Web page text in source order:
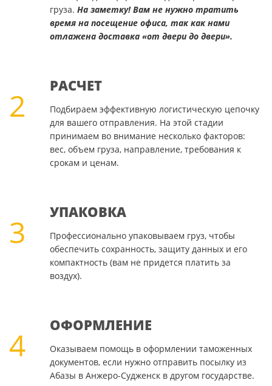
груза. На заметку! Вам не нужно тратить
время на посещение офиса, так как нами
отлажена доставка «от двери до двери».
2
РАСЧЕТ
Подбираем эффективную логистическую цепочку
для вашего отправления. На этой стадии
принимаем во внимание несколько факторов:
вес, объем груза, направление, требования к
срокам и ценам.
3
УПАКОВКА
Профессионально упаковываем груз, чтобы
обеспечить сохранность, защиту данных и его
компактность (вам не придется платить за
воздух).
4
ОФОРМЛЕНИЕ
Оказываем помощь в оформлении таможенных
документов, если нужно отправить посылку из
Абазы в Анжеро-Судженск в другом государстве.